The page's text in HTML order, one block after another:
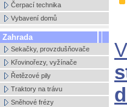
Čerpací technika
Vybavení domů
Zahrada
Sekačky, provzdušňovače
Křovinořezy, vyžínače
Řetězové pily
Traktory na trávu
Sněhové frézy